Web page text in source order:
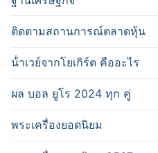
ติดตามสถานการณ์ตลาดหุ้น
น้ําเวย์จากโยเกิร์ต คืออะไร
ผล บอล ยูโร 2024 ทุก คู่
พระเครื่องยอดนิยม